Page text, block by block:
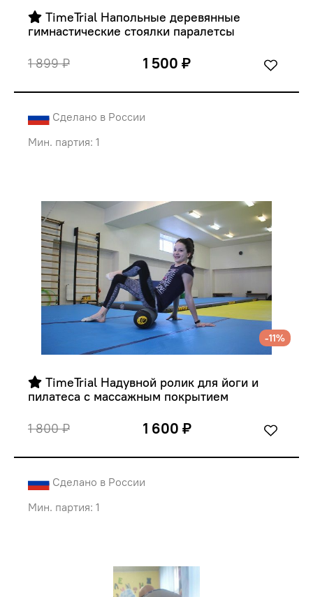
TimeTrial Напольные деревянные
гимнастические стоялки паралетсы
1 899 ₽
1 500 ₽
Сделано в России
Мин. партия: 1
-11%
TimeTrial Надувной ролик для йоги и
пилатеса с массажным покрытием
1 800 ₽
1 600 ₽
Сделано в России
Мин. партия: 1